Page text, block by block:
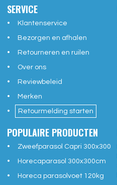
SERVICE
Klantenservice
Bezorgen en afhalen
Retourneren en ruilen
Over ons
Reviewbeleid
Merken
Retourmelding starten
POPULAIRE PRODUCTEN
Zweefparasol Capri 300x300
Horecaparasol 300x300cm
Horeca parasolvoet 120kg